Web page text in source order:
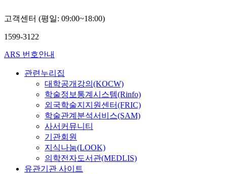
고객센터 (평일: 09:00~18:00)
1599-3122
ARS 번호안내
관련누리집
대학공개강의(KOCW)
학술정보통계시스템(Rinfo)
외국학술지지원센터(FRIC)
학술관계분석서비스(SAM)
사서커뮤니티
기관회원
지식나눔(LOOK)
의학전자도서관(MEDLIS)
유관기관 사이트